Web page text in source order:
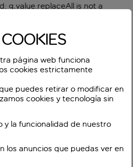
g.value.replaceAll is not a
COOKIES
página web funciona
cookies estrictamente
puedes retirar o modificar en
cookies y tecnología sin
y la funcionalidad de nuestro
los anuncios que puedas ver en